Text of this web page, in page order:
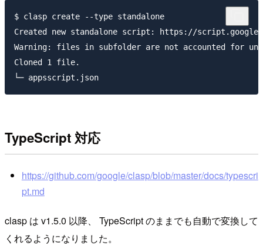
$ clasp create --type standalone
Created new standalone script: https://
Warning: files in subfolder are not accounted for
Cloned 1 file.
TypeScript 対応
https://github.com/google/clasp/blob/master/docs/typescri
pt.md
clasp は v1.5.0 以降、 TypeScript のままでも自動で変換して
くれるようになりました。